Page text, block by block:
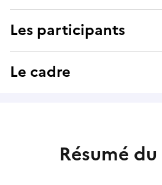
Les participants
Le cadre
Résumé